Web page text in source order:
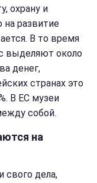
охрану и
развитие
В то время
выделяют около
денег,
странах это
В ЕС музеи
собой.
на
свого дела,